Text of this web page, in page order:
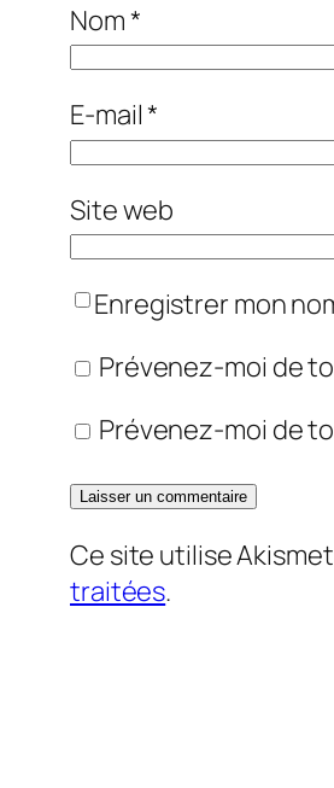
Nom*
E-mail*
Site web
Enregistrer mon
Prévenez-moi de
Prévenez-moi de
Ce site utilise
traitées.